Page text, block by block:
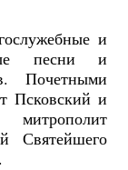
и
песни и
Почетными
Псковский и
Святейшего